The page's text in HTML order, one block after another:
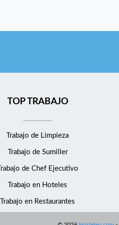
TOP TRABAJO
Trabajo de Limpieza
Trabajo de Sumiller
Trabajo de Chef Ejecutivo
Trabajo en Hoteles
Trabajo en Restaurantes